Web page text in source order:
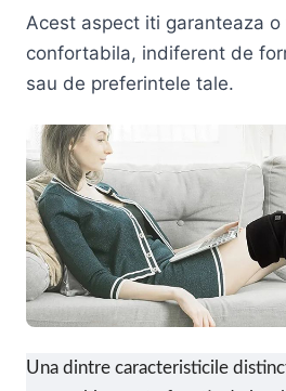
Acest aspect iti garanteaza o
confortabila, indiferent de
sau de preferintele tale.
Una dintre caracteristicile